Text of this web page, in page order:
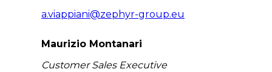
a.viappiani@zephyr-group.eu
Maurizio Montanari
Customer Sales Executive